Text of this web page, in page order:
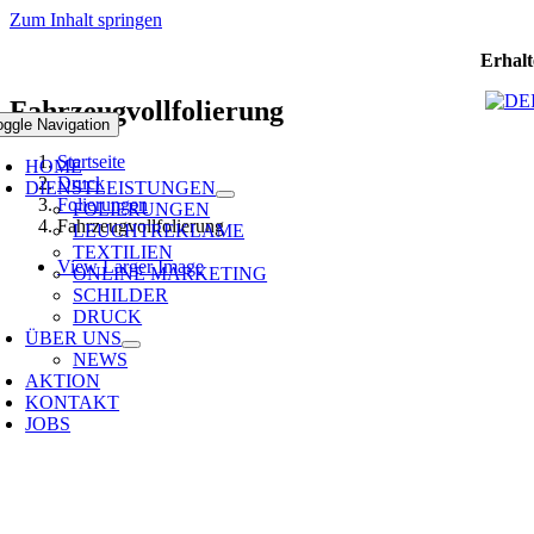
Zum Inhalt springen
Navigation
HOME
DIENSTLEISTUNGEN
FOLIERUNGEN
LEUCHTREKLAME
TEXTILIEN
ONLINE MARKETING
SCHILDER
DRUCK
ÜBER UNS
NEWS
AKTION
KONTAKT
JOBS
Fahrzeugvollfolierung
Startseite
Druck
Folierungen
Fahrzeugvollfolierung
View Larger Image